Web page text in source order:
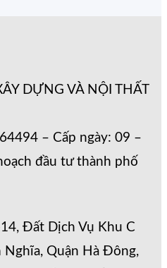
DỰNG VÀ NỘI THẤT
– Cấp ngày: 09 –
đầu tư thành phố
Đất Dịch Vụ Khu C
Nghĩa, Quận Hà Đông,